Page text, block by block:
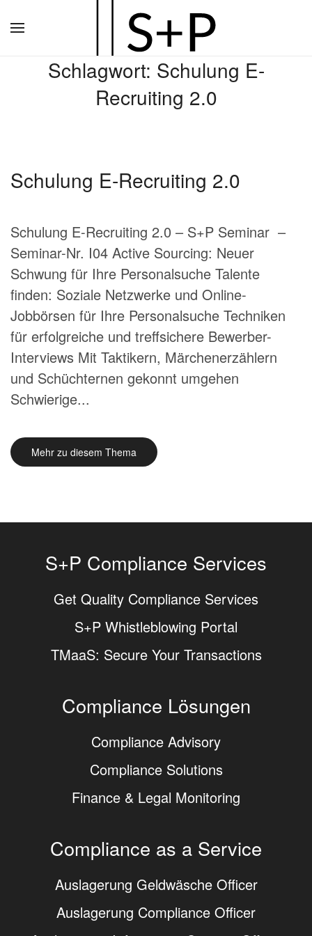
Hauptinhalt
springen
Schlagwort: Schulung E-
Recruiting 2.0
Schulung E-Recruiting 2.0
Schulung E-Recruiting 2.0 – S+P Seminar –
Seminar-Nr. I04 Active Sourcing: Neuer
Schwung für Ihre Personalsuche Talente
finden: Soziale Netzwerke und Online-
Jobbörsen für Ihre Personalsuche Techniken
für erfolgreiche und treffsichere Bewerber-
Interviews Mit Taktikern, Märchenerzählern
und Schüchternen gekonnt umgehen
Schwierige...
Mehr zu diesem Thema
S+P Compliance Services
Get Quality Compliance Services
S+P Whistleblowing Portal
TMaaS: Secure Your Transactions
Compliance Lösungen
Compliance Advisory
Compliance Solutions
Finance & Legal Monitoring
Compliance as a Service
Auslagerung Geldwäsche Officer
Auslagerung Compliance Officer